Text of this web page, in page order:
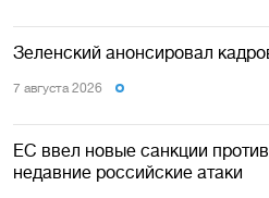
Зеленский анонсировал
7 августа 2026
ЕС ввел новые санкции
недавние российские атаки